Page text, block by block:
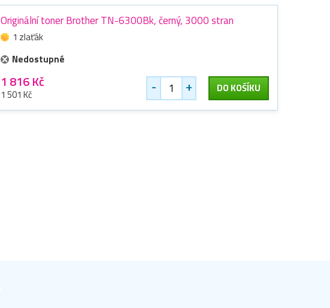
Originální toner Brother TN-6300Bk, černý, 3000 stran
1 zlaťák
Nedostupné
1 816 Kč
1 501 Kč - + DO KOŠÍKU